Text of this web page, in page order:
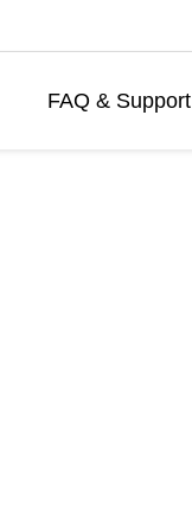
FAQ & Support